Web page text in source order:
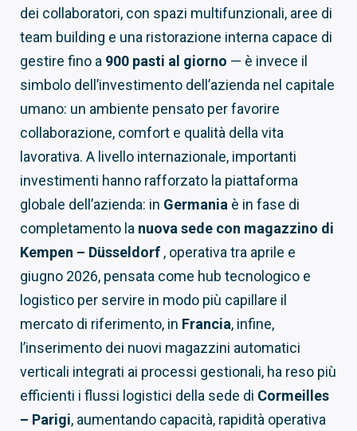
dei collaboratori, con spazi multifunzionali, aree di
team building e una ristorazione interna capace di
gestire fino a 900 pasti al giorno — è invece il
simbolo dell’investimento dell’azienda nel capitale
umano: un ambiente pensato per favorire
collaborazione, comfort e qualità della vita
lavorativa. A livello internazionale, importanti
investimenti hanno rafforzato la piattaforma
globale dell’azienda: in Germania è in fase di
completamento la nuova sede con magazzino di
Kempen – Düsseldorf , operativa tra aprile e
giugno 2026, pensata come hub tecnologico e
logistico per servire in modo più capillare il
mercato di riferimento, in Francia, infine,
l’inserimento dei nuovi magazzini automatici
verticali integrati ai processi gestionali, ha reso più
efficienti i flussi logistici della sede di Cormeilles
– Parigi, aumentando capacità, rapidità operativa